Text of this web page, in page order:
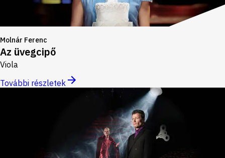
Molnár Ferenc
Az üvegcipő
Viola
További részletek